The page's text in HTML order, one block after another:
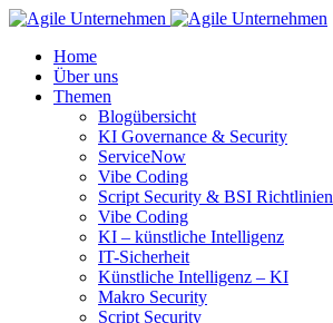
Home
Über uns
Themen
Blogübersicht
KI Governance & Security
ServiceNow
Vibe Coding
Script Security & BSI Richtlinien
Vibe Coding
KI – künstliche Intelligenz
IT-Sicherheit
Künstliche Intelligenz – KI
Makro Security
Script Security